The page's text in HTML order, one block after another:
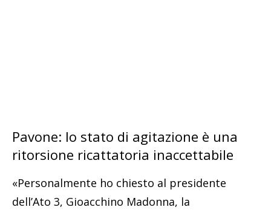
Pavone: lo stato di agitazione è una
ritorsione ricattatoria inaccettabile
«Personalmente ho chiesto al presidente
dell’Ato 3, Gioacchino Madonna, la